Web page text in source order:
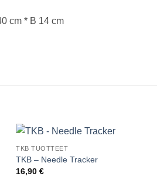
cm * B 14 cm
TKB TUOTTEET
TKB – Needle Tracker
16,90€